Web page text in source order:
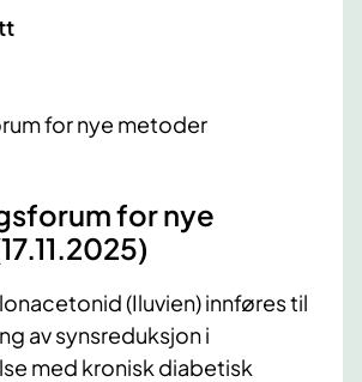
for nye metoder
for nye
(Iluvien) innføres til
av synsreduksjon i
med kronisk diabetisk